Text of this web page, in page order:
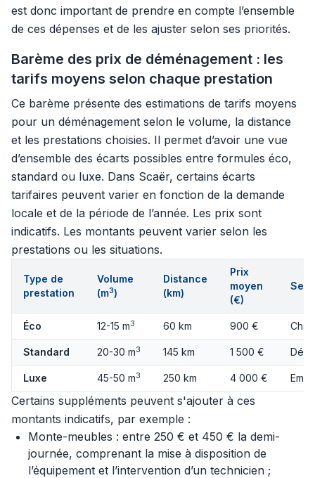
est donc important de prendre en compte l’ensemble
de ces dépenses et de les ajuster selon ses priorités.
Barème des prix de déménagement : les
tarifs moyens selon chaque prestation
Ce barème présente des estimations de tarifs moyens
pour un déménagement selon le volume, la distance
et les prestations choisies. Il permet d’avoir une vue
d’ensemble des écarts possibles entre formules éco,
standard ou luxe. Dans Scaër, certains écarts
tarifaires peuvent varier en fonction de la demande
locale et de la période de l’année. Les prix sont
indicatifs. Les montants peuvent varier selon les
prestations ou les situations.
Type de
prestation
Volume
(m3)
Distance
(km)
Prix
moyen
(€)
Éco 12-15 m3 60 km 900 €
Standard 20-30 m3 145 km 1 500 €
Luxe 45-50 m3 250 km 4 000 €
Certains suppléments peuvent s'ajouter à ces
montants indicatifs, par exemple :
Monte-meubles : entre 250 € et 450 € la demi-
journée, comprenant la mise à disposition de
l’équipement et l’intervention d’un technicien ;